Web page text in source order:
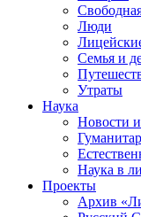
Люди
Семья и
Утраты
Наука
Новости
Наука в
Проекты
Архив